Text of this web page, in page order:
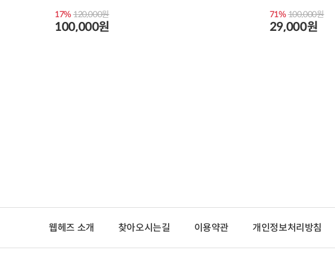
17%120,000원
100,000원
71%100,000원
29,000원
웹헤즈 소개 찾아오시는길 이용약관 개인정보처리방침